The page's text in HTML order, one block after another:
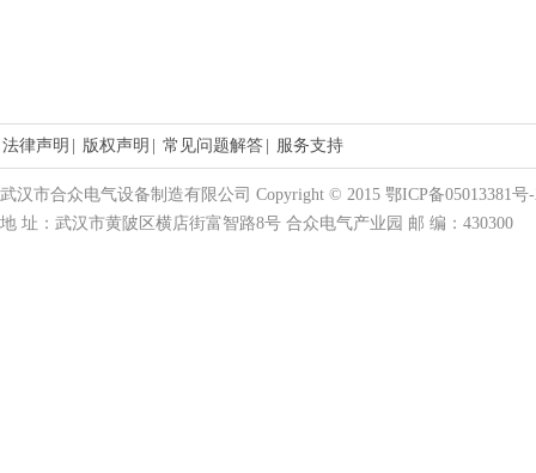
法律声明 版权声明 常见问题解答 服务支持
武汉市合众电气设备制造有限公司 Copyright © 2015 鄂ICP备05013381号
地 址：武汉市黄陂区横店街富智路8号 合众电气产业园 邮 编：430300